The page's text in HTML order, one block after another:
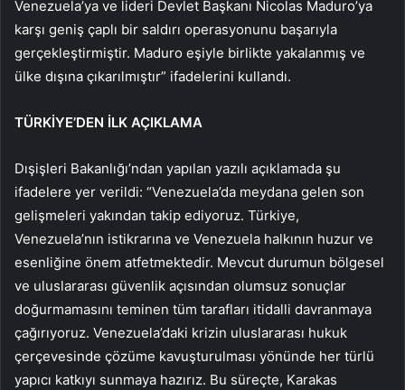
Venezuela’ya ve lideri Devlet Başkanı Nicolas Maduro’ya
karşı geniş çaplı bir saldırı operasyonunu başarıyla
gerçekleştirmiştir. Maduro eşiyle birlikte yakalanmış ve
ülke dışına çıkarılmıştır” ifadelerini kullandı.
TÜRKİYE’DEN İLK AÇIKLAMA
Dışişleri Bakanlığı’ndan yapılan yazılı açıklamada şu
ifadelere yer verildi: “Venezuela’da meydana gelen son
gelişmeleri yakından takip ediyoruz. Türkiye,
Venezuela’nın istikrarına ve Venezuela halkının huzur ve
esenliğine önem atfetmektedir. Mevcut durumun bölgesel
ve uluslararası güvenlik açısından olumsuz sonuçlar
doğurmamasını teminen tüm tarafları itidalli davranmaya
çağırıyoruz. Venezuela’daki krizin uluslararası hukuk
çerçevesinde çözüme kavuşturulması yönünde her türlü
yapıcı katkıyı sunmaya hazırız. Bu süreçte, Karakas